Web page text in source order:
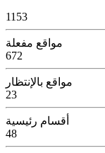
1153
مواقع مفعلة
672
مواقع بالإنتظار
23
أقسام رئيسية
48